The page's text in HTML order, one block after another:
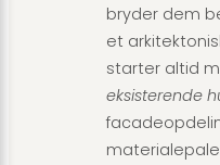
bryder dem
et
starter altid
eksisterende